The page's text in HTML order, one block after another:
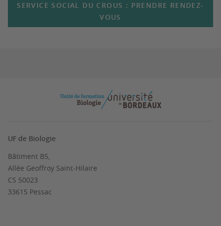
SERVICE SOCIAL DU CROUS : PRENDRE RENDEZ-
VOUS
UF de Biologie
Bâtiment B5,
Allée Geoffroy Saint-Hilaire
CS 50023
33615 Pessac